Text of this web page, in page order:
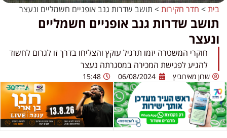
בית> חדר חקירות> תושב שדרות גנב אופניים חשמליים ונעצר
תושב שדרות גנב אופניים חשמליים
ונעצר
חוקרי המשטרה יזמו תרגיל עוקץ והצליחו בדרך זו לגרום לחשוד
להגיע לפגישת המכירה במסגרתה נעצר
שרון מאירוביץ 06/08/2024
15:48